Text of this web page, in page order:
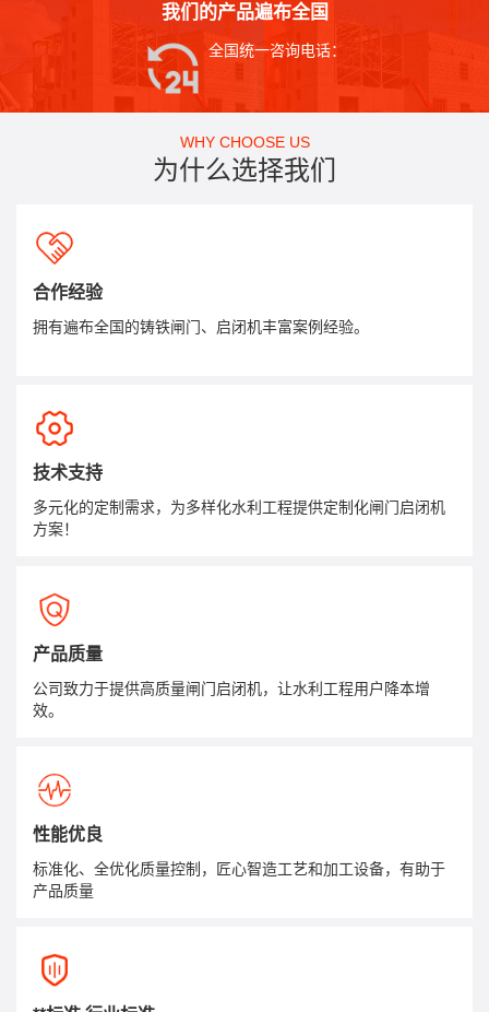
我们的产品遍布全国
全国统一咨询电话：
WHY CHOOSE US
为什么选择我们
合作经验
拥有遍布全国的铸铁闸门、启闭机丰富案例经验。
技术支持
多元化的定制需求，为多样化水利工程提供定制化闸门启闭机
方案！
产品质量
公司致力于提供高质量闸门启闭机，让水利工程用户降本增
效。
性能优良
标准化、全优化质量控制，匠心智造工艺和加工设备，有助于
产品质量